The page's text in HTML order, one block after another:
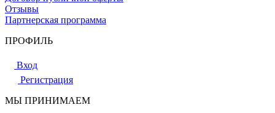
Отзывы
Партнерская программа
ПРОФИЛЬ
Вход
Регистрация
МЫ ПРИНИМАЕМ